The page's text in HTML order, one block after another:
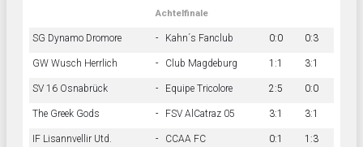
Achtelfinale
SG Dynamo Dromore - Kahn´s Fanclub 0:0 0:3
GW Wusch Herrlich - Club Magdeburg 1:1 3:1
SV 16 Osnabrück - Equipe Tricolore 2:5 0:0
The Greek Gods - FSV AlCatraz 05 3:1 3:1
IF Lisannvellir Utd. - CCAA FC 0:1 1:3